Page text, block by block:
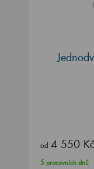
od 4 550 Kč
5 pracovních dnů